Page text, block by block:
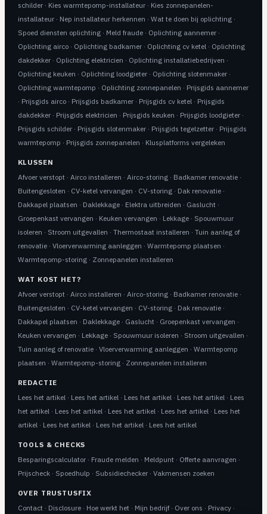
schilder· Kies warmtepomp-installateur· Kies zonnepanelen-
installateur· Nep installateur herkennen · Wat te doen bij oplichting·
Spoed diensten oplichting· Meld fraude· Oplichting aannemer·
Oplichting airco· Oplichting badkamer· Oplichting cv ketel· Oplichting
dakdekker· Oplichting elektricien · Oplichting installatiebedrijven ·
Oplichting keuken · Oplichting loodgieter· Oplichting slotenmaker·
Oplichting warmtepomp · Oplichting zonnepanelen · Prijsgids aannemer
· Prijsgids airco· Prijsgids badkamer· Prijsgids cv ketel· Prijsgids
dakdekker· Prijsgids elektricien · Prijsgids keuken · Prijsgids loodgieter·
Prijsgids schilder· Prijsgids slotenmaker· Prijsgids tegelzetter· Prijsgids
warmtepomp · Prijsgids zonnepanelen · Klusplatforms vergeleken
KLUSSEN
Afvoer verstopt· Airco installeren · Airco-storing· Badkamer renovatie·
Buitengesloten · CV-ketel vervangen · CV-storing· Dak renovatie·
Dakkapel plaatsen · Daklekkage· Elektra uitbreiden · Gaslucht·
Groepenkast vervangen · Keuken vervangen · Lekkage· Spouwmuur
isoleren · Stroom uitgevallen · Thermostaat installeren · Tuin aanleg of
renovatie· Vloerverwarming aanleggen · Warmtepomp plaatsen ·
Warmtepomp-storing· Zonnepanelen installeren
WAT KOST HET?
Afvoer verstopt· Airco installeren · Airco-storing· Badkamer renovatie·
Buitengesloten · CV-ketel vervangen · CV-storing· Dak renovatie·
Dakkapel plaatsen · Daklekkage· Gaslucht· Groepenkast vervangen ·
Keuken vervangen · Lekkage· Spouwmuur isoleren · Stroom uitgevallen ·
Tuin aanleg of renovatie· Vloerverwarming aanleggen · Warmtepomp
plaatsen · Warmtepomp-storing· Zonnepanelen installeren
REDACTIE
Lees het artikel· Lees het artikel· Lees het artikel· Lees het artikel· Lees
het artikel· Lees het artikel· Lees het artikel· Lees het artikel· Lees het
artikel· Lees het artikel· Lees het artikel· Lees het artikel
TOOLS & CHECKS
Besparingscalculator· Fraude melden · Meldpunt· Offerte aanvragen ·
Prijscheck· Spoedhulp · Subsidiechecker· Vakmensen zoeken
OVER TRUSTUSFIX
Contact· Disclosure· Hoe werkt het· Mijn bedrijf· Over ons · Privacy·